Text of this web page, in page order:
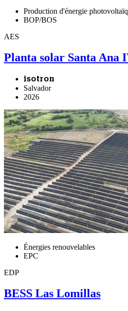
Production d'énergie
BOP/BOS
AES
Planta solar Santa Ana
isotron
Salvador
2026
Énergies renouvelables
EPC
EDP
BESS Las Lomillas